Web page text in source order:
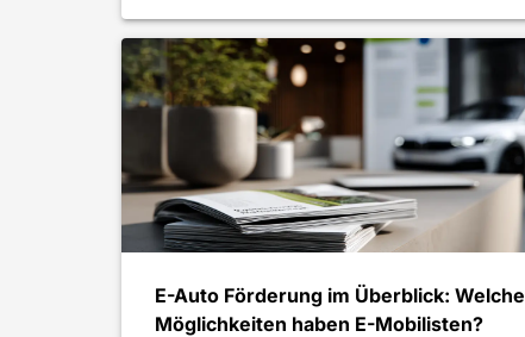
E-Auto Förderung im Überblick: Welche
Möglichkeiten haben E-Mobilisten?